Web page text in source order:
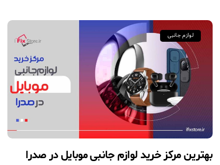
لوازم جانبی
بهترین مرکز خرید لوازم جانبی موبایل در صدرا